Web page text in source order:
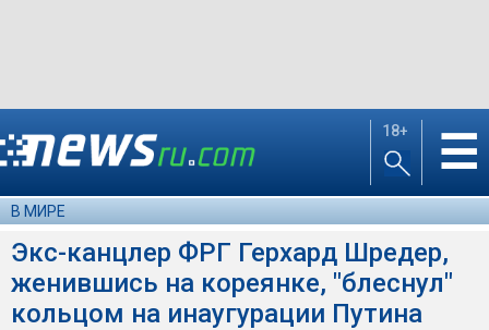
18+ ☰
В МИРЕ
Экс-канцлер ФРГ Герхард Шредер,
женившись на кореянке, "блеснул"
кольцом на инаугурации Путина